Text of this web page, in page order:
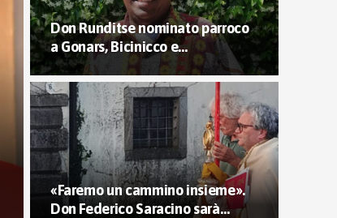
Don Runditse nominato parroco
a Gonars, Bicinicco e…
«Faremo un cammino insieme».
Don Federico Saracino sarà…